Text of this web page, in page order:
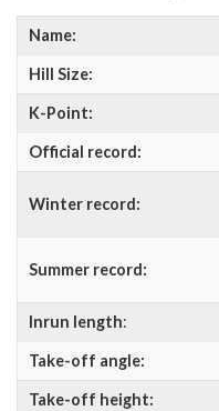
Name:
Hill Size:
K-Point:
Official record:
Winter record:
Summer record:
Inrun length:
Take-off angle:
Take-off height: